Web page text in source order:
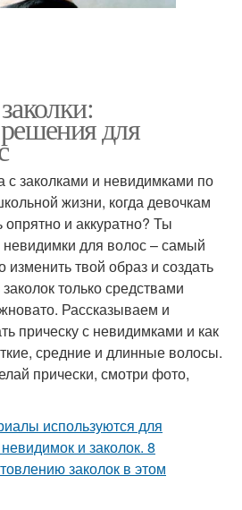
для
с заколками и невидимками по
жизни, когда девочкам
и аккуратно? Ты
для волос – самый
изменить твой образ и создать
только средствами
Рассказываем и
прическу с невидимками и как
средние и длинные волосы.
прически, смотри фото,